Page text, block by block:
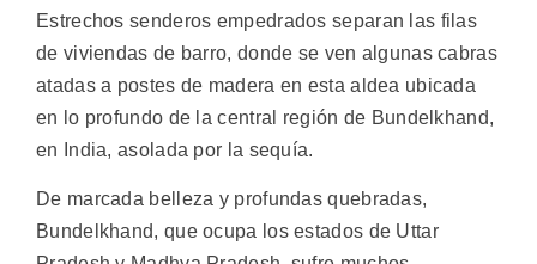
Estrechos senderos empedrados separan las filas
de viviendas de barro, donde se ven algunas cabras
atadas a postes de madera en esta aldea ubicada
en lo profundo de la central región de Bundelkhand,
en India, asolada por la sequía.
De marcada belleza y profundas quebradas,
Bundelkhand, que ocupa los estados de Uttar